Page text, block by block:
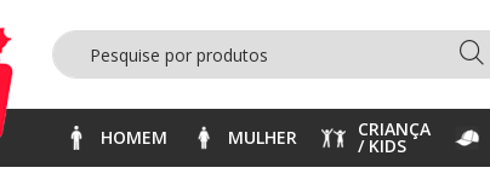
HOMEM MULHER CRIANÇA
/ KIDS